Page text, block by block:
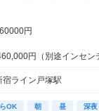
円
円（別途インセン
、能力を
す。
ライン戸塚駅
OK 朝 昼 深夜